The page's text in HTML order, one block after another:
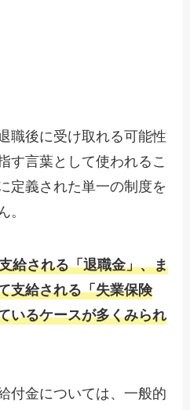
職後に受け取れる可能性
す言葉として使われるこ
定義された単一の制度を
。
給される「退職金」、ま
支給される「失業保険
いるケースが多くみられ
付金については、一般的